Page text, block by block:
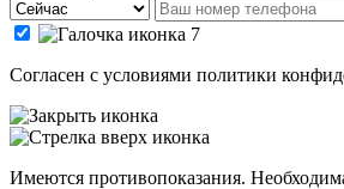
Cогласен с условиями политики
Имеются противопоказания.